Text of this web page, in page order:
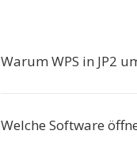
Warum WPS in JP2
Welche Software